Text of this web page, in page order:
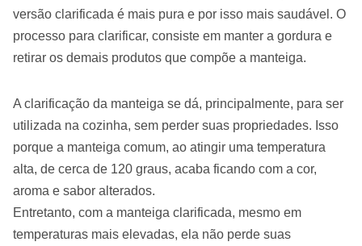
versão clarificada é mais pura e por isso mais saudável. O
processo para clarificar, consiste em manter a gordura e
retirar os demais produtos que compõe a manteiga.
A clarificação da manteiga se dá, principalmente, para ser
utilizada na cozinha, sem perder suas propriedades. Isso
porque a manteiga comum, ao atingir uma temperatura
alta, de cerca de 120 graus, acaba ficando com a cor,
aroma e sabor alterados.
Entretanto, com a manteiga clarificada, mesmo em
temperaturas mais elevadas, ela não perde suas